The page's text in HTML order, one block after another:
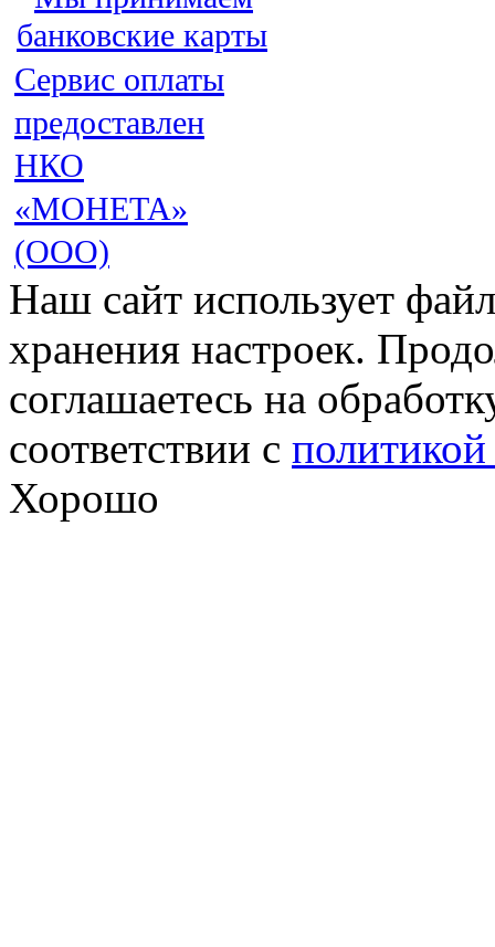
Сервис оплаты
предоставлен
НКО
«МОНЕТА»
(ООО)
Наш сайт использует
хранения настроек.
соглашаетесь на
соответствии с
Хорошо